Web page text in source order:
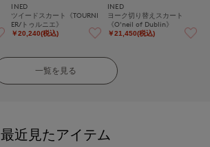
INED
ツイードスカート《TOURNI
ER/トゥルニエ》
￥20,240(税込)
INED
ヨーク切り替えスカート
《O'neil of Dublin》
￥21,450(税込)
一覧を見る
最近見たアイテム